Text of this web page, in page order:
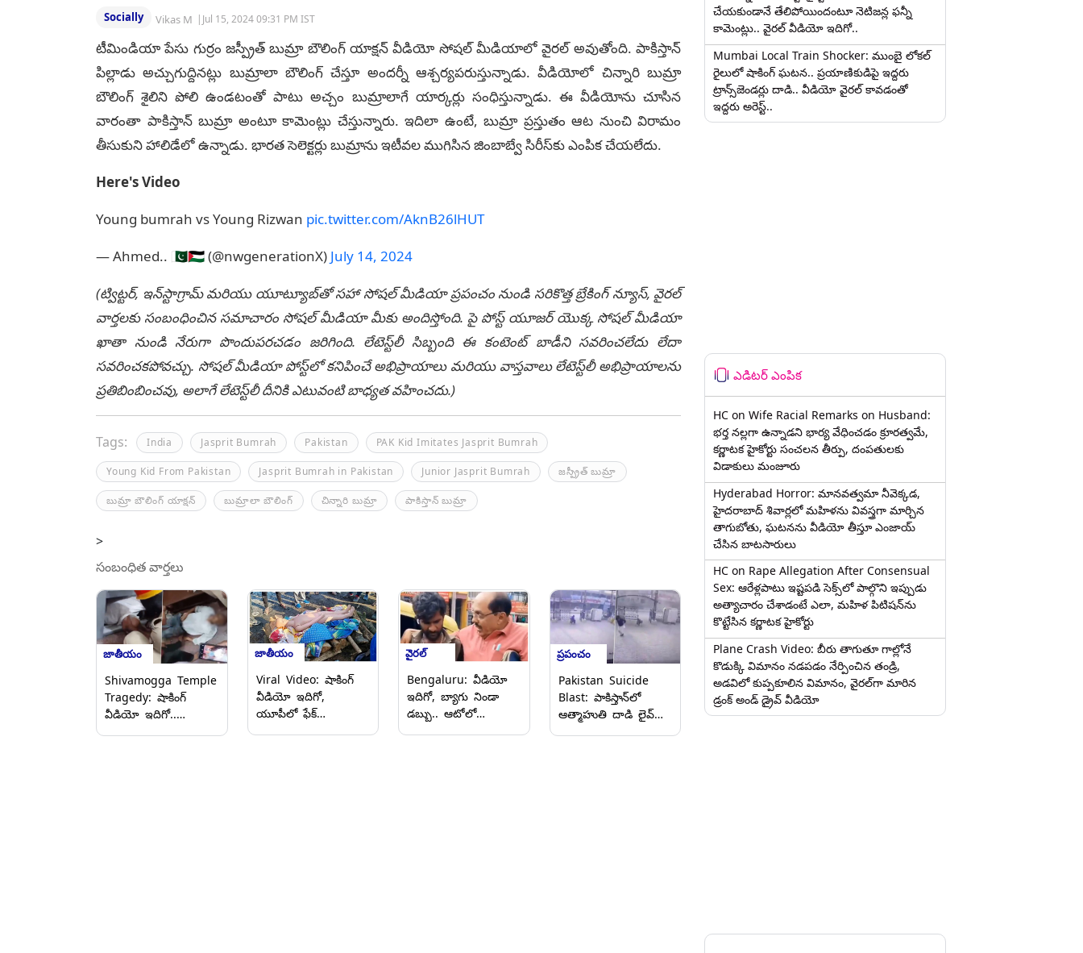
Socially Vikas M | Jul 15, 2024 09:31 PM IST
టీమిండియా పేసు గుర్రం జస్ప్రీత్‌ బుమ్రా బౌలింగ్‌ యాక్షన్‌ వీడియో సోషల్ మీడియాలో వైరల్ అవుతోంది. పాకిస్తాన్
పిల్లాడు అచ్చుగుద్దినట్లు బుమ్రాలా బౌలింగ్‌ చేస్తూ అందర్నీ ఆశ్చర్యపరుస్తున్నాడు. వీడియోలో చిన్నారి బుమ్రా
బౌలింగ్‌ శైలిని పోలి ఉండటంతో పాటు అచ్చం బుమ్రాలాగే యార్కర్లు సంధిస్తున్నాడు. ఈ వీడియోను చూసిన
వారంతా పాకిస్తాన్‌ బుమ్రా అంటూ కామెంట్లు చేస్తున్నారు. ఇదిలా ఉంటే, బుమ్రా ప్రస్తుతం ఆట నుంచి విరామం
తీసుకుని హాలిడేలో ఉన్నాడు. భారత సెలెక్టర్లు బుమ్రాను ఇటీవల ముగిసిన జింబాబ్వే సిరీస్‌కు ఎంపిక చేయలేదు.
Here's Video
Young bumrah vs Young Rizwan pic.twitter.com/AknB26lHUT
— Ahmed.. 🇵🇰🇵🇸 (@nwgenerationX) July 14, 2024
(ట్విట్టర్, ఇన్‌స్టాగ్రామ్ మరియు యూట్యూబ్‌తో సహా సోషల్ మీడియా ప్రపంచం నుండి సరికొత్త బ్రేకింగ్ న్యూస్, వైరల్
వార్తలకు సంబంధించిన సమాచారం సోషల్ మీడియా మీకు అందిస్తోంది. పై పోస్ట్ యూజర్ యొక్క సోషల్ మీడియా
ఖాతా నుండి నేరుగా పొందుపరచడం జరిగింది. లేటెస్ట్‌లీ సిబ్బంది ఈ కంటెంట్ బాడీని సవరించలేదు లేదా
సవరించకపోవచ్చు. సోషల్ మీడియా పోస్ట్‌లో కనిపించే అభిప్రాయాలు మరియు వాస్తవాలు లేటెస్ట్‌లీ అభిప్రాయాలను
ప్రతిబింబించవు, అలాగే లేటెస్ట్‌లీ దీనికి ఎటువంటి బాధ్యత వహించదు.)
Tags: India Jasprit Bumrah Pakistan PAK Kid Imitates Jasprit Bumrah
Young Kid From Pakistan Jasprit Bumrah in Pakistan Junior Jasprit Bumrah జస్ప్రీత్‌ బుమ్రా
బుమ్రా బౌలింగ్‌ యాక్షన్‌ బుమ్రాలా బౌలింగ్‌ చిన్నారి బుమ్రా పాకిస్తాన్‌ బుమ్రా
>
సంబంధిత వార్తలు
జాతీయం
Shivamogga Temple
Tragedy: షాకింగ్
వీడియో ఇదిగో..
జాతీయం
Viral Video: షాకింగ్
వీడియో ఇదిగో,
యూపీలో ఫేక్
వైరల్
Bengaluru: వీడియో
ఇదిగో, బ్యాగు నిండా
డబ్బు.. ఆటోలో
ప్రపంచం
Pakistan Suicide
Blast: పాకిస్తాన్‌లో
ఆత్మాహుతి దాడి లైవ్
చేయకుండానే తేలిపోయిందంటూ నెటిజన్ల ఫన్నీ
కామెంట్లు.. వైరల్ వీడియో ఇదిగో..
Mumbai Local Train Shocker: ముంబై లోకల్
రైలులో షాకింగ్ ఘటన.. ప్రయాణికుడిపై ఇద్దరు
ట్రాన్స్‌జెండర్లు దాడి.. వీడియో వైరల్ కావడంతో
ఇద్దరు అరెస్ట్..
ఎడిటర్ ఎంపిక
HC on Wife Racial Remarks on Husband:
భర్త న‌ల్ల‌గా ఉన్నాడ‌ని భార్య వేధించ‌డం క్రూర‌త్వ‌మే,
కర్ణాటక హైకోర్టు సంచలన తీర్పు, దంపతులకు
విడాకులు మంజూరు
Hyderabad Horror: మానవత్వమా నీవెక్కడ,
హైదరాబాద్ శివార్లలో మహిళను వివస్త్రగా మార్చిన
తాగుబోతు, ఘటనను వీడియో తీస్తూ ఎంజాయ్
చేసిన బాటసారులు
HC on Rape Allegation After Consensual
Sex: ఆరేళ్లపాటు ఇష్టపడి సెక్స్‌లో పాల్గొని ఇప్పుడు
అత్యాచారం చేశాడంటే ఎలా, మహిళ పిటిషన్‌ను
కొట్టేసిన కర్ణాటక హైకోర్టు
Plane Crash Video: బీరు తాగుతూ గాల్లోనే
కొడుక్కి విమానం నడపడం నేర్పించిన తండ్రి,
అడవిలో కుప్పకూలిన విమానం, వైరల్‌గా మారిన
డ్రంక్‌ అండ్ డ్రైవ్ వీడియో